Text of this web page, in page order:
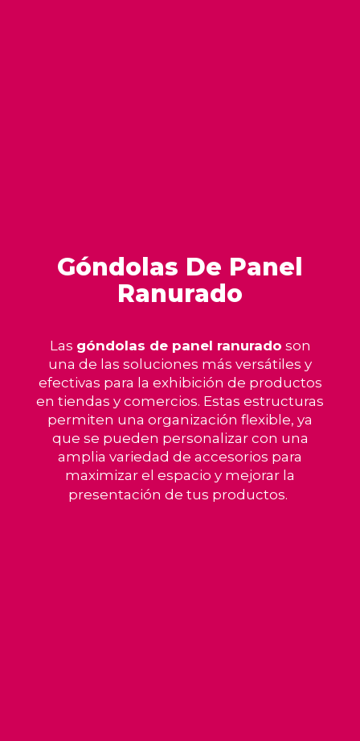
Góndolas De Panel
Ranurado
Las góndolas de panel ranurado son
una de las soluciones más versátiles y
efectivas para la exhibición de productos
en tiendas y comercios. Estas estructuras
permiten una organización flexible, ya
que se pueden personalizar con una
amplia variedad de accesorios para
maximizar el espacio y mejorar la
presentación de tus productos.